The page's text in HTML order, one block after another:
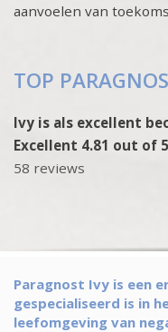
aanvoelen van
TOP
Ivy is als excellent
Excellent 4.81 out of 5
58 reviews
Paragnost Ivy is een
gespecialiseerd is in
leefomgeving van